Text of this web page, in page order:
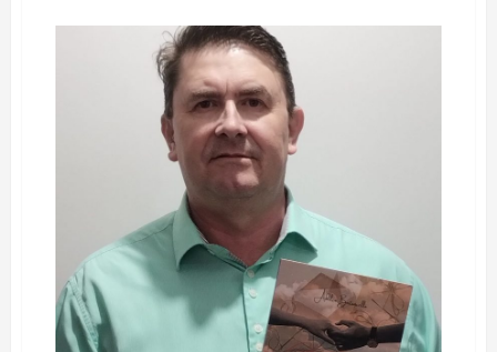
de
Divinópolis-
MG
ganha
destaque
na
Bienal
Internacional
do
Livro
do
Rio
de
Janeiro
com
obra
sobre
os
presidentes